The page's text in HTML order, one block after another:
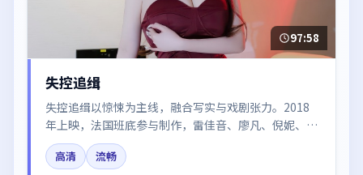
97:58
失控追缉
失控追缉以惊悚为主线，融合写实与戏剧张力。2018
年上映，法国班底参与制作，雷佳音、廖凡、倪妮、梁
朝伟在片中呈现细腻表演，影像风格统一，配乐与剪辑
强化了情绪曲线。
高清
流畅